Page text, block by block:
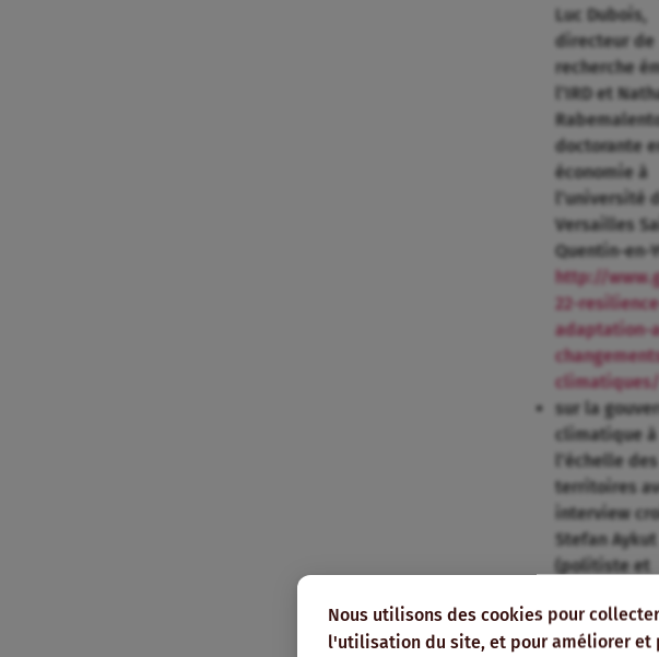
Nous utilisons des cookies pour
l'utilisation du site, et pour améliorer et
Luc Dubois,
directeur de
recherche
l’IRD et
doctorante
économie à
l’université
Versailles
Quentin-en-
http://
22-
adaptation-
climatiques/
sur la
climatique à
l’échelle des
territoires
interview
Stefan Aykut
(politiste et
sciences,
Paris-Est et